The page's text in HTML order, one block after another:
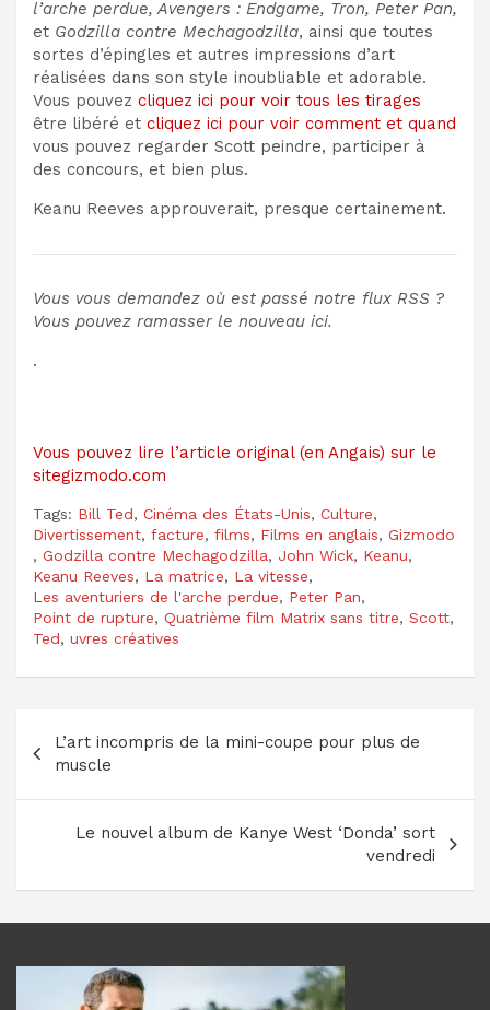
l’arche perdue, Avengers : Endgame, Tron, Peter Pan,
et Godzilla contre Mechagodzilla, ainsi que toutes
sortes d’épingles et autres impressions d’art
réalisées dans son style inoubliable et adorable.
Vous pouvez cliquez ici pour voir tous les tirages
être libéré et cliquez ici pour voir comment et quand
vous pouvez regarder Scott peindre, participer à
des concours, et bien plus.
Keanu Reeves approuverait, presque certainement.
Vous vous demandez où est passé notre flux RSS ?
Vous pouvez ramasser le nouveau ici.
.
Vous pouvez lire l’article original (en Angais) sur le
sitegizmodo.com
Tags: Bill Ted, Cinéma des États-Unis, Culture,
Divertissement, facture, films, Films en anglais, Gizmodo
, Godzilla contre Mechagodzilla, John Wick, Keanu,
Keanu Reeves, La matrice, La vitesse,
Les aventuriers de l'arche perdue, Peter Pan,
Point de rupture, Quatrième film Matrix sans titre, Scott,
Ted, uvres créatives
de
l’article
L’art incompris de la mini-coupe pour plus de
muscle
Le nouvel album de Kanye West ‘Donda’ sort
vendredi